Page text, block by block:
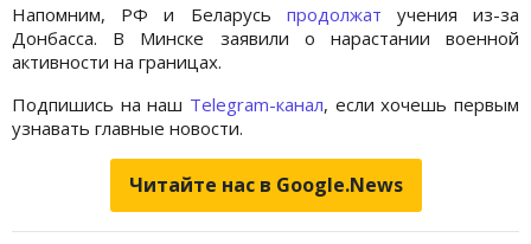
Напомним, РФ и Беларусь продолжат учения из-за
Донбасса. В Минске заявили о нарастании военной
активности на границах.
Подпишись на наш Telegram-канал, если хочешь первым
узнавать главные новости.
Читайте нас в Google.News